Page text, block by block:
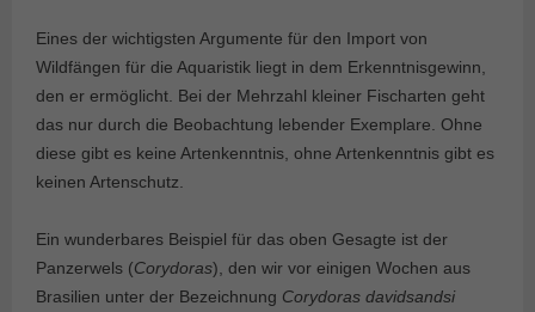
Eines der wichtigsten Argumente für den Import von
Wildfängen für die Aquaristik liegt in dem Erkenntnisgewinn,
den er ermöglicht. Bei der Mehrzahl kleiner Fischarten geht
das nur durch die Beobachtung lebender Exemplare. Ohne
diese gibt es keine Artenkenntnis, ohne Artenkenntnis gibt es
keinen Artenschutz.
Ein wunderbares Beispiel für das oben Gesagte ist der
Panzerwels (Corydoras), den wir vor einigen Wochen aus
Brasilien unter der Bezeichnung Corydoras davidsandsi